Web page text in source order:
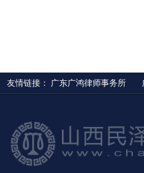
友情链接： 广东广鸿律师事务所